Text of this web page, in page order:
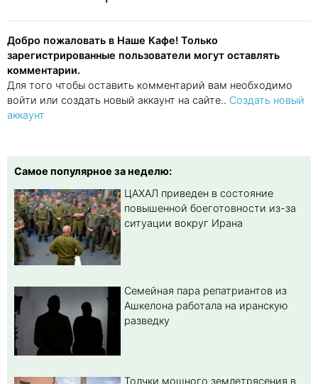
Добро пожаловать в Наше Кафе! Только
зарегистрированные пользователи могут оставлять
комментарии.
Для того чтобы оставить комментарий вам необходимо
войти или создать новый аккаунт на сайте.. Создать новый
аккаунт
Самое популярное за неделю:
ЦАХАЛ приведен в состояние
повышенной боеготовности из-за
ситуации вокруг Ирана
Семейная пара репатриантов из
Ашкелона работала на иранскую
разведку
Толчки мощного землетрясения в